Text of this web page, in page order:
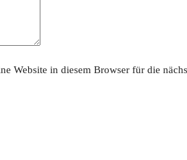
Website in diesem Browser für die